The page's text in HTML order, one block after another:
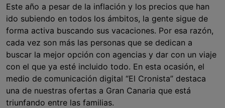
Este año a pesar de la inflación y los precios que han
ido subiendo en todos los ámbitos, la gente sigue de
forma activa buscando sus vacaciones. Por esa razón,
cada vez son más las personas que se dedican a
buscar la mejor opción con agencias y dar con un viaje
con el que ya esté incluido todo. En esta ocasión, el
medio de comunicación digital “El Cronista” destaca
una de nuestras ofertas a Gran Canaria que está
triunfando entre las familias.